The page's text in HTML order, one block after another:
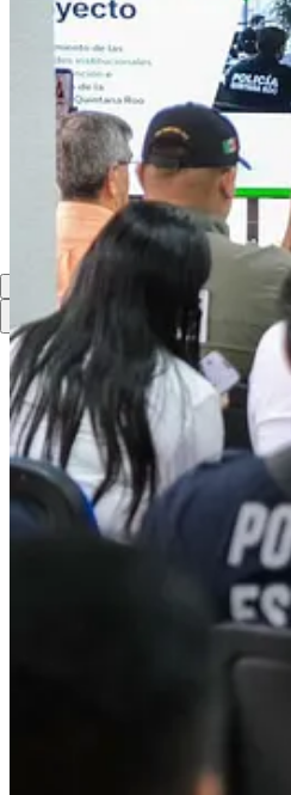
Compartir
Discusión sobre este post
Comentarios Restacks
Lo mejor de Debates
Sin posts
Por supuesto, sigue adelante.
© 2026 Expediente Quintana Roo·
Crea tu Substack
es el hogar de la gran